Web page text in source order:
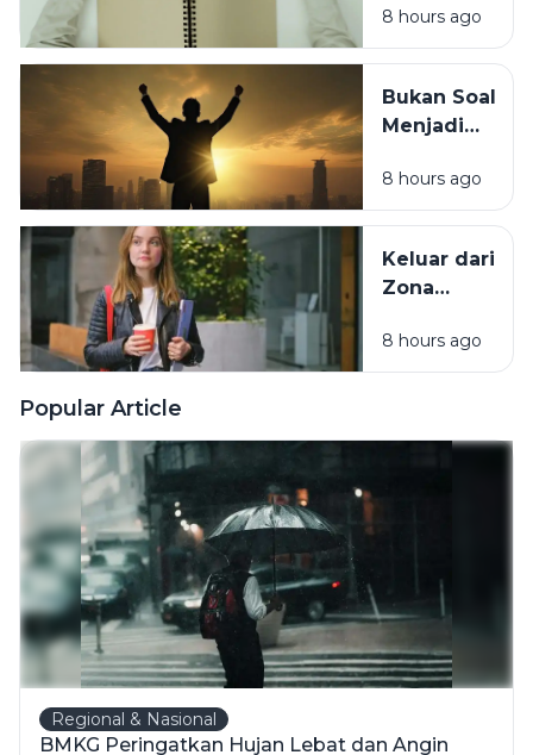
Tanda
Tubuh
Sedang
Minta
8 hours ago
Bukan Soal
Menjadi
Ini Cara
Berubah
Kehilangan
Diri Sendiri
8 hours ago
Keluar dari
Zona
Tanpa Harus
Memaksakan
8 hours ago
Popular Article
Regional & Nasional
BMKG Peringatkan Hujan Lebat dan Angin